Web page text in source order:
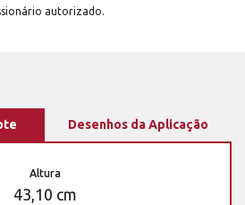
autorizado.
Desenhos da Aplicação
Altura
43,10 cm